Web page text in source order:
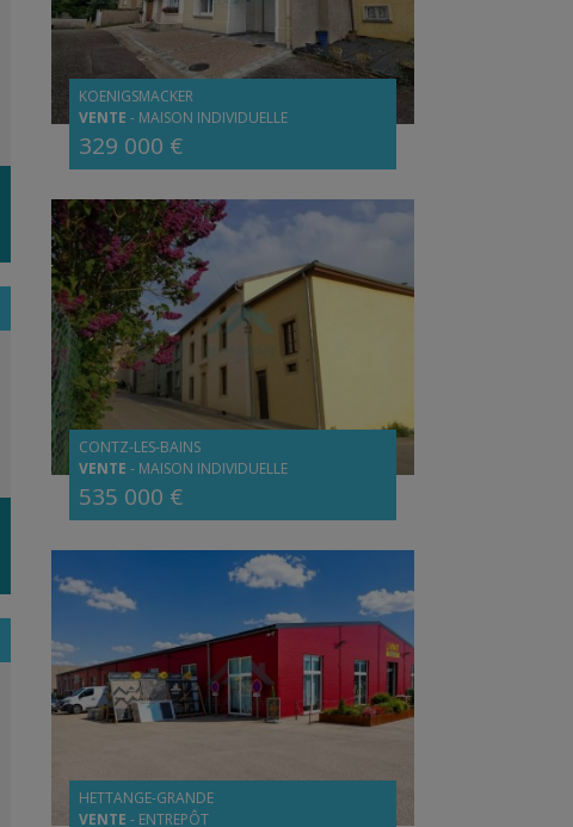
KOENIGSMACKER
VENTE - MAISON INDIVIDUELLE
329 000 €
CONTZ-LES-BAINS
VENTE - MAISON INDIVIDUELLE
535 000 €
HETTANGE-GRANDE
VENTE - ENTREPÔT